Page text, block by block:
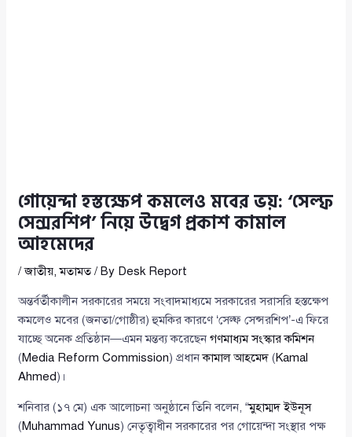
গোয়েন্দা হস্তক্ষেপ কমলেও মবের ভয়: ‘সেল্ফ
সেন্সরশিপ’ নিয়ে উদ্বেগ প্রকাশ কামাল
আহমেদের
/জাতীয়,মতামত/ By Desk Report
অন্তর্বর্তীকালীন সরকারের সময়ে সংবাদমাধ্যমে সরকারের সরাসরি হস্তক্ষেপ
কমলেও মবের (জনতা/গোষ্ঠীর) হুমকির কারণে ‘সেল্ফ সেন্সরশিপ’-এ ফিরে
যাচ্ছে অনেক প্রতিষ্ঠান—এমন মন্তব্য করেছেনগণমাধ্যম সংস্কার কমিশন
(Media Reform Commission) প্রধানকামাল আহমেদ (Kamal
Ahmed)।
শনিবার (১৭ মে) এক আলোচনা অনুষ্ঠানে তিনি বলেন, “মুহাম্মদ ইউনূস
(Muhammad Yunus) নেতৃত্বাধীন সরকারের পর গোয়েন্দা সংস্থার পক্ষ